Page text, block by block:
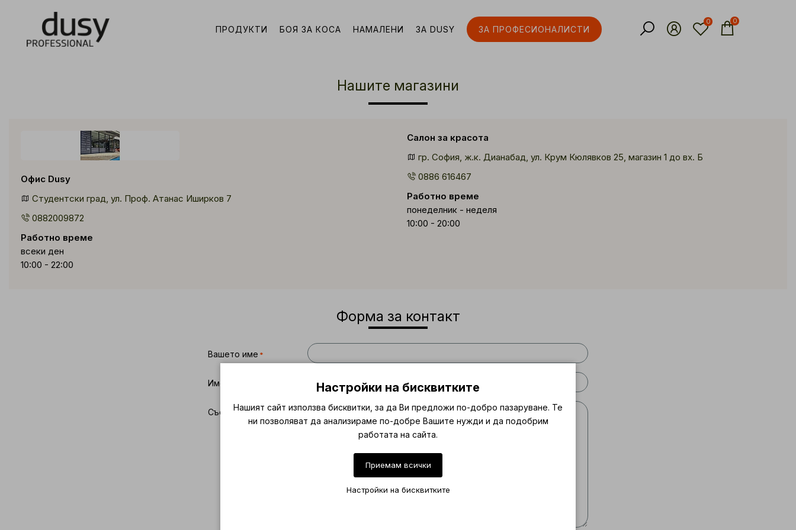
ПРОДУКТИ БОЯ ЗА КОСА НАМАЛЕНИ ЗА DUSY ЗА ПРОФЕСИОНАЛИСТИ
0 0
Нашите магазини
Офис Dusy
Студентски град, ул. Проф. Атанас Иширков 7
0882009872
Работно време
всеки ден
10:00 - 22:00
Салон за красота
гр. София, ж.к. Дианабад, ул. Крум Кюлявков 25, магазин 1 до вх. Б
0886 616467
Работно време
понеделник - неделя
10:00 - 20:00
Форма за контакт
Вашето име
Имейл адрес
Съобщение
Настройки на бисквитките
Нашият сайт използва бисквитки, за да Ви предложи по-добро пазаруване. Те
ни позволяват да анализираме по-добре Вашите нужди и да подобрим
работата на сайта.
Приемам всички
Настройки на бисквитките